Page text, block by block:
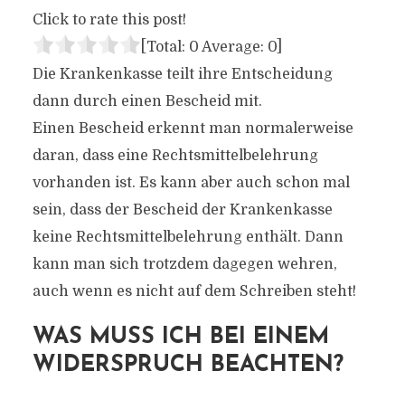
Click to rate this post!
[Total: 0 Average: 0]
Die Krankenkasse teilt ihre Entscheidung
dann durch einen Bescheid mit.
Einen Bescheid erkennt man normalerweise
daran, dass eine Rechtsmittelbelehrung
vorhanden ist. Es kann aber auch schon mal
sein, dass der Bescheid der Krankenkasse
keine Rechtsmittelbelehrung enthält. Dann
kann man sich trotzdem dagegen wehren,
auch wenn es nicht auf dem Schreiben steht!
WAS MUSS ICH BEI EINEM
WIDERSPRUCH BEACHTEN?